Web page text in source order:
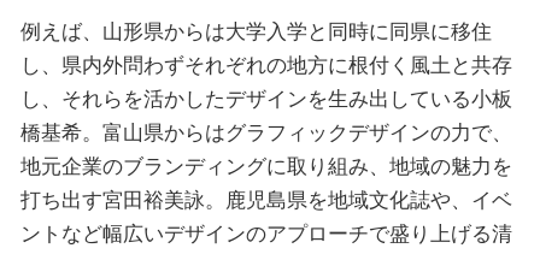
例えば、山形県からは大学入学と同時に同県に移住
し、県内外問わずそれぞれの地方に根付く風土と共存
し、それらを活かしたデザインを生み出している小板
橋基希。富山県からはグラフィックデザインの力で、
地元企業のブランディングに取り組み、地域の魅力を
打ち出す宮田裕美詠。鹿児島県を地域文化誌や、イベ
ントなど幅広いデザインのアプローチで盛り上げる清